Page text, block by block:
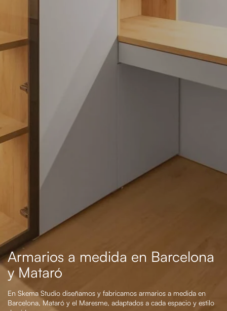
Armarios a medida en Barcelona
y Mataró
En Skema Studio diseñamos y fabricamos armarios a medida en
Barcelona, Mataró y el Maresme, adaptados a cada espacio y estilo